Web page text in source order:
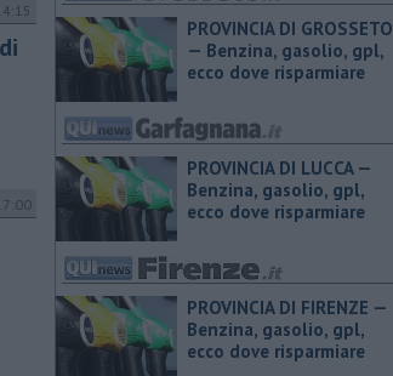
PROVINCIA DI GROSSETO
— ​Benzina, gasolio, gpl,
ecco dove risparmiare
PROVINCIA DI LUCCA — ​
Benzina, gasolio, gpl,
ecco dove risparmiare
PROVINCIA DI FIRENZE — ​
Benzina, gasolio, gpl,
ecco dove risparmiare